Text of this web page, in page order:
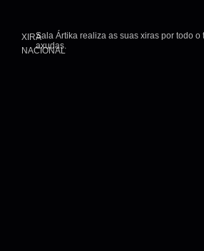
XIRA
NACIONAL
Sala Ártika realiza as suas xiras por todo
axudas.